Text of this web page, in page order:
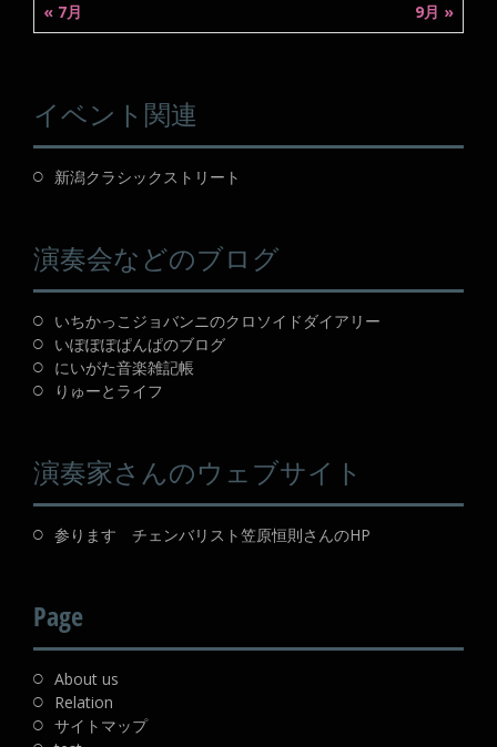
« 7月 9月 »
イベント関連
新潟クラシックストリート
演奏会などのブログ
いちかっこジョバンニのクロソイドダイアリー
いぽぽぽぱんぱのブログ
にいがた音楽雑記帳
りゅーとライフ
演奏家さんのウェブサイト
参ります チェンバリスト笠原恒則さんのHP
Page
About us
Relation
サイトマップ